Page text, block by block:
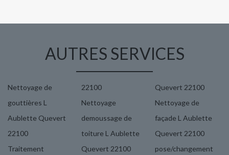
AUTRES SERVICES
Nettoyage de
gouttières L
Aublette Quevert
22100
Traitement
22100
Nettoyage
demoussage de
toiture L Aublette
Quevert 22100
Quevert 22100
Nettoyage de
façade L Aublette
Quevert 22100
pose/changement